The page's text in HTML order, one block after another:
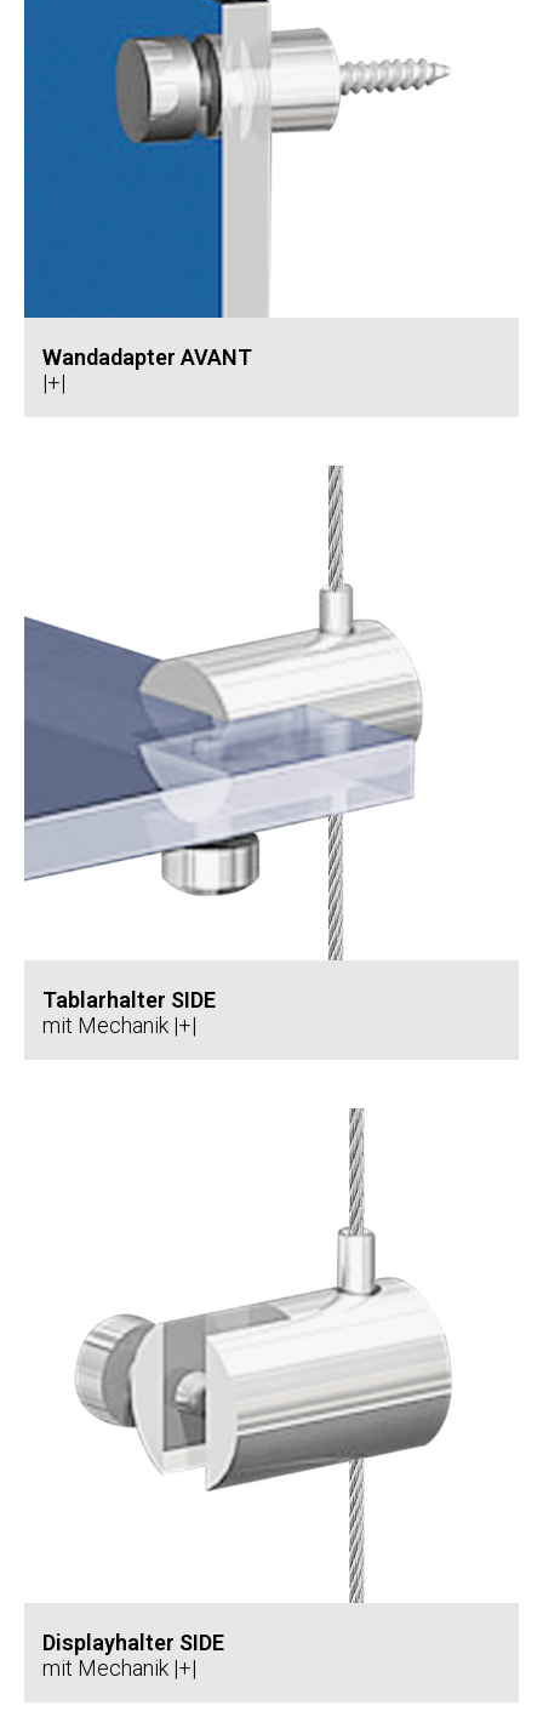
Wandadapter AVANT
|+|
Tablarhalter SIDE
mit Mechanik |+|
Displayhalter SIDE
mit Mechanik |+|